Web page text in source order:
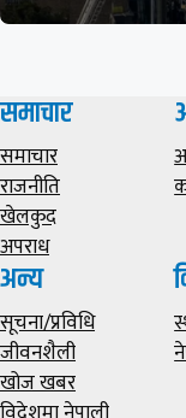
समाचार
समाचार
राजनीति
खेलकुद
अपराध
अन्य
सूचना/प्रविधि
जीवनशैली
खोज खबर